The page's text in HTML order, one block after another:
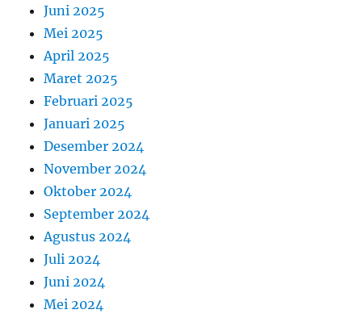
Juni 2025
Mei 2025
April 2025
Maret 2025
Februari 2025
Januari 2025
Desember 2024
November 2024
Oktober 2024
September 2024
Agustus 2024
Juli 2024
Juni 2024
Mei 2024